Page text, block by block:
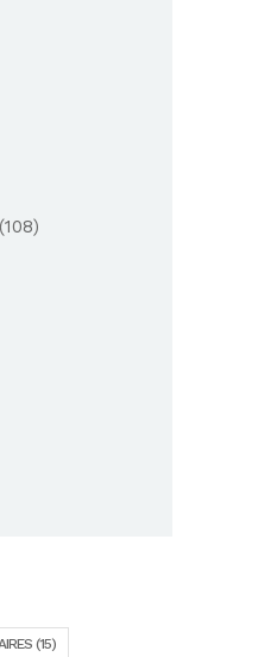
(108)
(15)